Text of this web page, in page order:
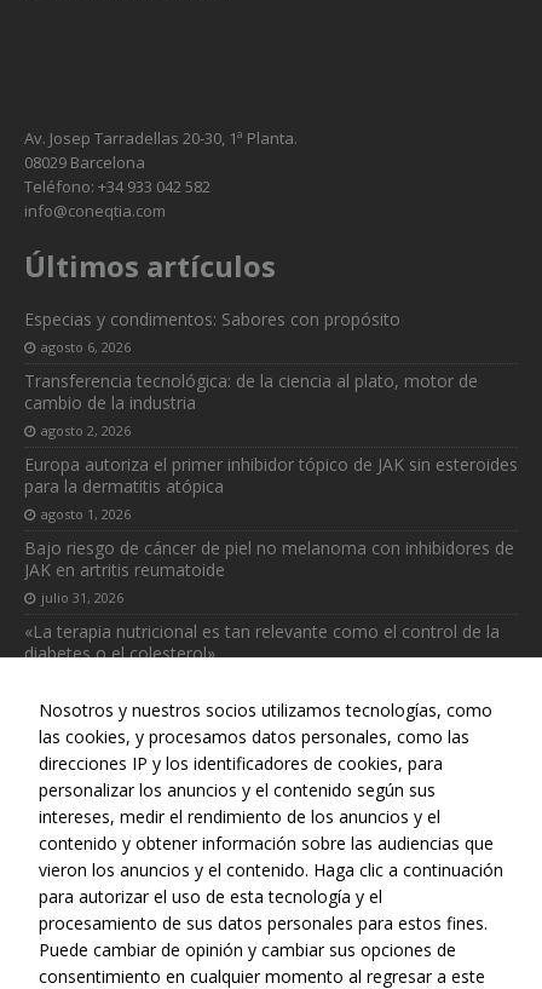
Av. Josep Tarradellas 20-30, 1ª Planta.
08029 Barcelona
Teléfono: +34 933 042 582
info@coneqtia.com
Últimos artículos
Especias y condimentos: Sabores con propósito
agosto 6, 2026
Transferencia tecnológica: de la ciencia al plato, motor de
cambio de la industria
agosto 2, 2026
Europa autoriza el primer inhibidor tópico de JAK sin esteroides
para la dermatitis atópica
agosto 1, 2026
Bajo riesgo de cáncer de piel no melanoma con inhibidores de
JAK en artritis reumatoide
julio 31, 2026
«La terapia nutricional es tan relevante como el control de la
diabetes o el colesterol»
Web realizada con el patrocinio del Centro Español de Derechos
Reprográficos
Nosotros y nuestros socios utilizamos tecnologías, como
las cookies, y procesamos datos personales, como las
direcciones IP y los identificadores de cookies, para
personalizar los anuncios y el contenido según sus
intereses, medir el rendimiento de los anuncios y el
contenido y obtener información sobre las audiencias que
vieron los anuncios y el contenido. Haga clic a continuación
para autorizar el uso de esta tecnología y el
procesamiento de sus datos personales para estos fines.
Puede cambiar de opinión y cambiar sus opciones de
consentimiento en cualquier momento al regresar a este